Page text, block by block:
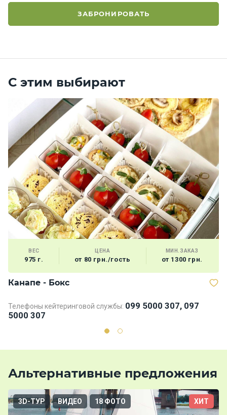
ЗАБРОНИРОВАТЬ
С этим выбирают
ВЕС
975 г.
ЦЕНА
от 80 грн./гость
МИН.ЗАКАЗ
от 1300 грн.
Канапе - Бокс
Телефоны кейтеринговой службы: 099 5000 307, 097
5000 307
Альтернативные предложения
3D-ТУР ВИДЕО 18 ФОТО ХИТ